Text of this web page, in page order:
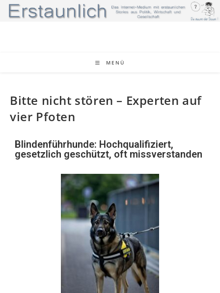
MENÜ
Bitte nicht stören – Experten auf
vier Pfoten
Blindenführhunde: Hochqualifiziert,
gesetzlich geschützt, oft missverstanden